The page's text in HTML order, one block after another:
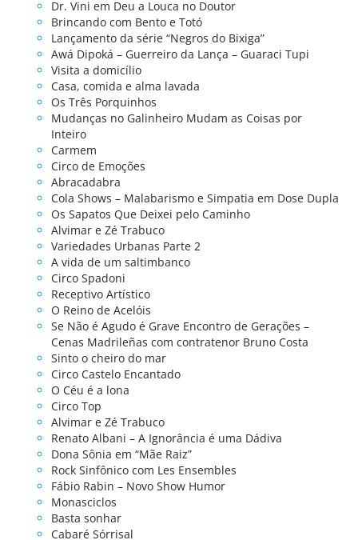
Dr. Vini em Deu a Louca no Doutor
Brincando com Bento e Totó
Lançamento da série “Negros do Bixiga”
Awá Dipoká – Guerreiro da Lança – Guaraci Tupi
Visita a domicílio
Casa, comida e alma lavada
Os Três Porquinhos
Mudanças no Galinheiro Mudam as Coisas por
Inteiro
Carmem
Circo de Emoções
Abracadabra
Cola Shows – Malabarismo e Simpatia em Dose Dupla
Os Sapatos Que Deixei pelo Caminho
Alvimar e Zé Trabuco
Variedades Urbanas Parte 2
A vida de um saltimbanco
Circo Spadoni
Receptivo Artístico
O Reino de Acelóis
Se Não é Agudo é Grave Encontro de Gerações –
Cenas Madrileñas com contratenor Bruno Costa
Sinto o cheiro do mar
Circo Castelo Encantado
O Céu é a lona
Circo Top
Alvimar e Zé Trabuco
Renato Albani – A Ignorância é uma Dádiva
Dona Sônia em “Mãe Raiz”
Rock Sinfônico com Les Ensembles
Fábio Rabin – Novo Show Humor
Monasciclos
Basta sonhar
Cabaré Sórrisal